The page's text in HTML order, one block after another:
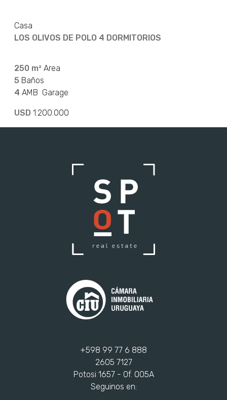
Casa
LOS OLIVOS DE POLO 4 DORMITORIOS
250 m² Area
5 Baños
4 AMB Garage
USD 1.200.000
+598 99 77 6 888
2605 7127
Potosi 1657 - Of. 005A
Seguinos en: